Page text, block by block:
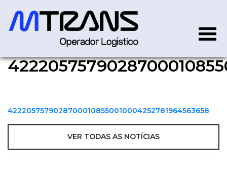
42220575790287000108550010004252781964563658
VER TODAS AS NOTÍCIAS